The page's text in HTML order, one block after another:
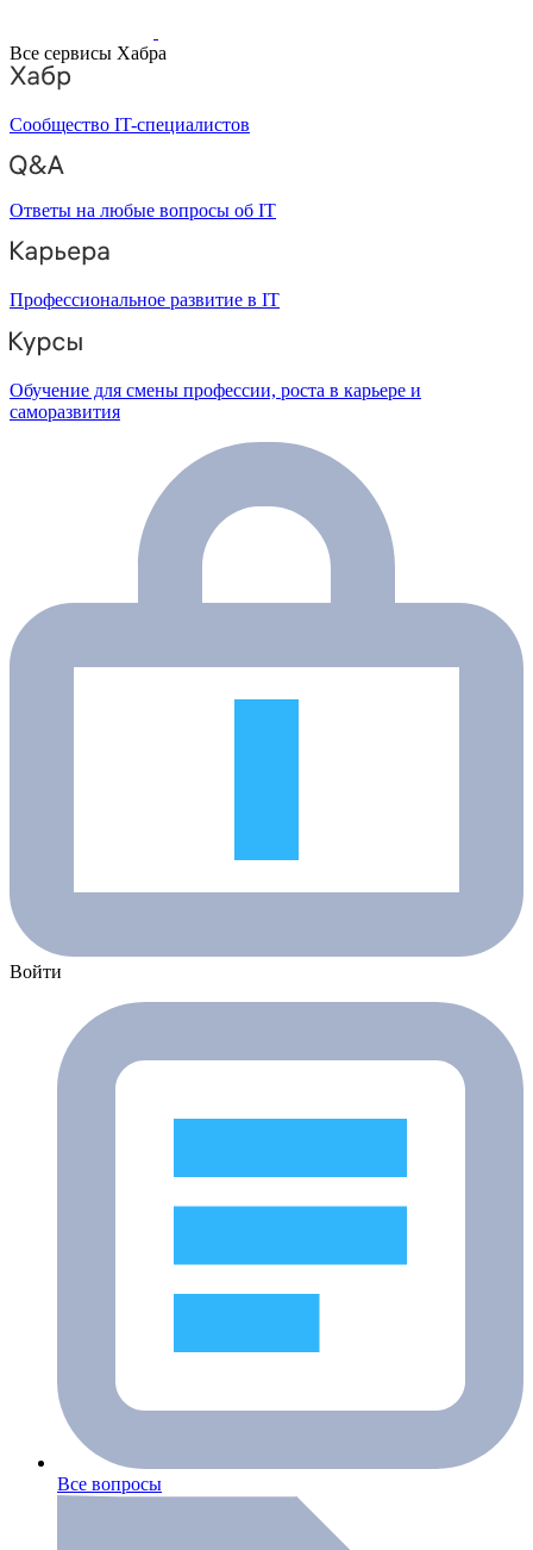
Все сервисы Хабра
Сообщество IT-специалистов
Ответы на любые вопросы об IT
Профессиональное развитие в IT
Обучение для смены профессии, роста в карьере и
саморазвития
Войти
Все вопросы